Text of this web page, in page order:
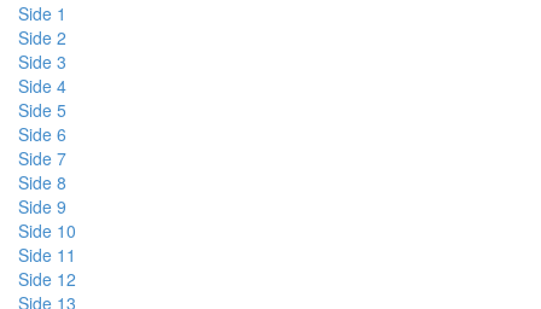
Side 1
Side 2
Side 3
Side 4
Side 5
Side 6
Side 7
Side 8
Side 9
Side 10
Side 11
Side 12
Side 13